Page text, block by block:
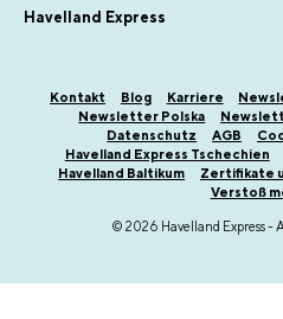
Havelland Express
Kontakt Blog Karriere
Newsletter Polska
Datenschutz
AGB
Havelland Express Tschechien
Havelland Baltikum
Zertifikate
Verstoß
© 2026 Havelland Express -